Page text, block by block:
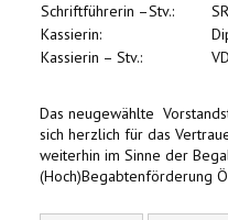
Schriftführerin –Stv.:
Kassierin:
Kassierin – Stv.:
Das neugewählte
sich herzlich für das
weiterhin im Sinne der
(Hoch)Begabtenförderung